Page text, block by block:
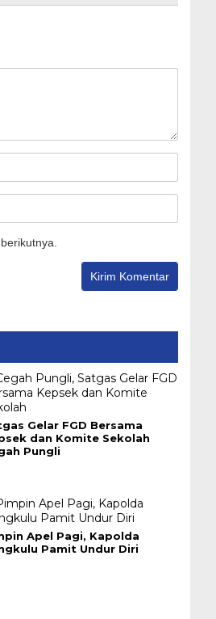
Gelar FGD Bersama
dan Komite Sekolah
Pungli
Apel Pagi, Kapolda
Pamit Undur Diri